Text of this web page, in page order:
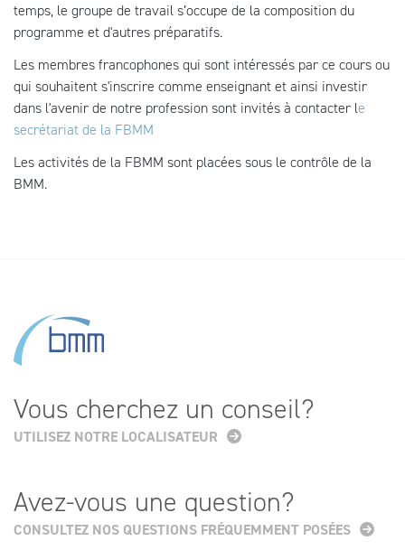
temps, le groupe de travail s’occupe de la composition du
programme et d'autres préparatifs.
Les membres francophones qui sont intéressés par ce cours ou
qui souhaitent s'inscrire comme enseignant et ainsi investir
dans l'avenir de notre profession sont invités à contacter le
secrétariat de la FBMM
Les activités de la FBMM sont placées sous le contrôle de la
BMM.
Vous cherchez un conseil?
UTILISEZ NOTRE LOCALISATEUR
Avez-vous une question?
CONSULTEZ NOS QUESTIONS FRÉQUEMMENT POSÉES